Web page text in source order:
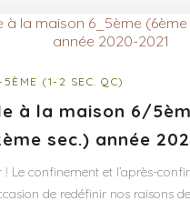
5ÈME (1-2 SEC. QC)
à la maison 6/
sec.) année
! Le confinement et l’après-
de redéfinir nos raisons